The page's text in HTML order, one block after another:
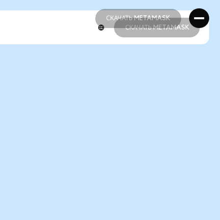
СКАЧАТЬ METAMASK
СКАЧАТЬ METAMASK
СКАЧАТЬ METAMASK